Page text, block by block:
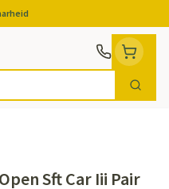
Zoek
Sft Car Iii Pair